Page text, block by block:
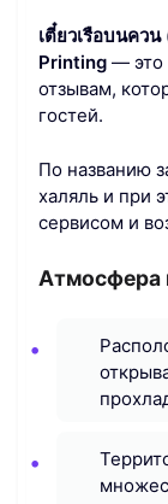
เตี๋ยวเรือบนคว
Printing — это
отзывам,
гостей.
По названию
халяль и при
сервисом и
Атмосфера